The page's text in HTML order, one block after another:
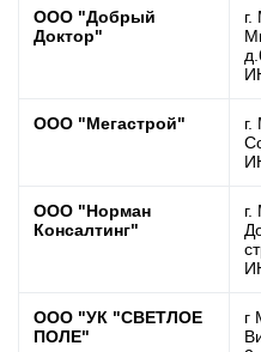
ООО "Добрый
Доктор"
г.
ООО "Мегастрой"
ООО "Норман
Консалтинг"
ООО "УК "СВЕТЛОЕ
ПОЛЕ"
г